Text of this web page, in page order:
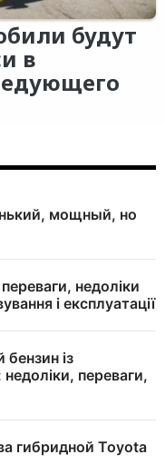
будут
в
мощный, но
недоліки
і експлуатації
із
переваги,
гибридной Toyota